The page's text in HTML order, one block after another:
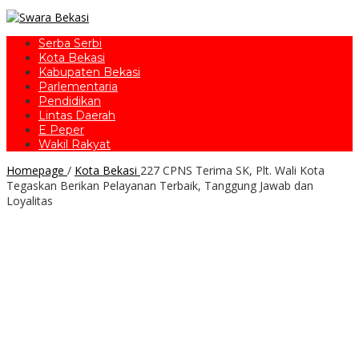
Serba Serbi
Kota Bekasi
Kabupaten Bekasi
Parlementaria
Pendidikan
Lintas Daerah
E Peper
Wakil Rakyat
Homepage / Kota Bekasi 227 CPNS Terima SK, Plt. Wali Kota
Tegaskan Berikan Pelayanan Terbaik, Tanggung Jawab dan
Loyalitas